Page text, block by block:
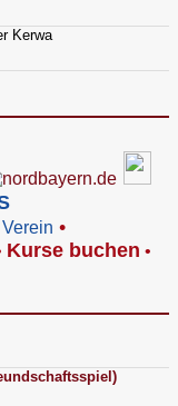
Kerwa
•
Kurse buchen •